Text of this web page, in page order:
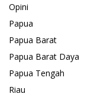
Opini
Papua
Papua Barat
Papua Barat Daya
Papua Tengah
Riau